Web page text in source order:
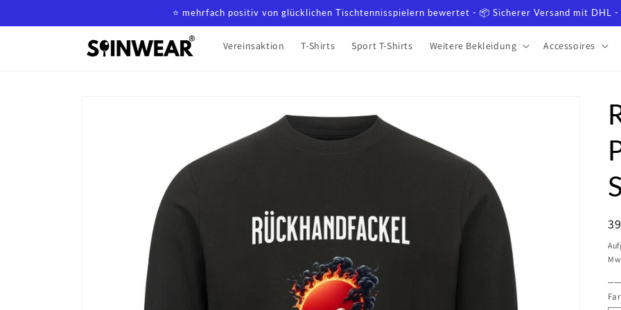
Inhalt
⭐️ mehrfach positiv von glücklichen Tischtennisspielern bewertet - 📦 Sicherer Versand mit DHL -
Vereinsaktion T-Shirts Sport T-Shirts Weitere Bekleidung Accessoires